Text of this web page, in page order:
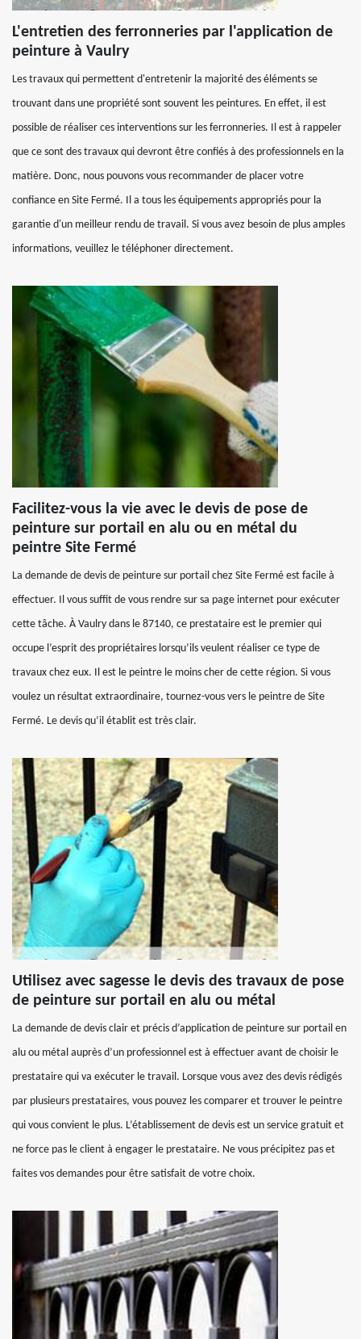
L'entretien des ferronneries par l'application de
peinture à Vaulry
Les travaux qui permettent d'entretenir la majorité des éléments se
trouvant dans une propriété sont souvent les peintures. En effet, il est
possible de réaliser ces interventions sur les ferronneries. Il est à rappeler
que ce sont des travaux qui devront être confiés à des professionnels en la
matière. Donc, nous pouvons vous recommander de placer votre
confiance en Site Fermé. Il a tous les équipements appropriés pour la
garantie d'un meilleur rendu de travail. Si vous avez besoin de plus amples
informations, veuillez le téléphoner directement.
Facilitez-vous la vie avec le devis de pose de
peinture sur portail en alu ou en métal du
peintre Site Fermé
La demande de devis de peinture sur portail chez Site Fermé est facile à
effectuer. Il vous suffit de vous rendre sur sa page internet pour exécuter
cette tâche. À Vaulry dans le 87140, ce prestataire est le premier qui
occupe l’esprit des propriétaires lorsqu’ils veulent réaliser ce type de
travaux chez eux. Il est le peintre le moins cher de cette région. Si vous
voulez un résultat extraordinaire, tournez-vous vers le peintre de Site
Fermé. Le devis qu’il établit est très clair.
Utilisez avec sagesse le devis des travaux de pose
de peinture sur portail en alu ou métal
La demande de devis clair et précis d’application de peinture sur portail en
alu ou métal auprès d’un professionnel est à effectuer avant de choisir le
prestataire qui va exécuter le travail. Lorsque vous avez des devis rédigés
par plusieurs prestataires, vous pouvez les comparer et trouver le peintre
qui vous convient le plus. L’établissement de devis est un service gratuit et
ne force pas le client à engager le prestataire. Ne vous précipitez pas et
faites vos demandes pour être satisfait de votre choix.